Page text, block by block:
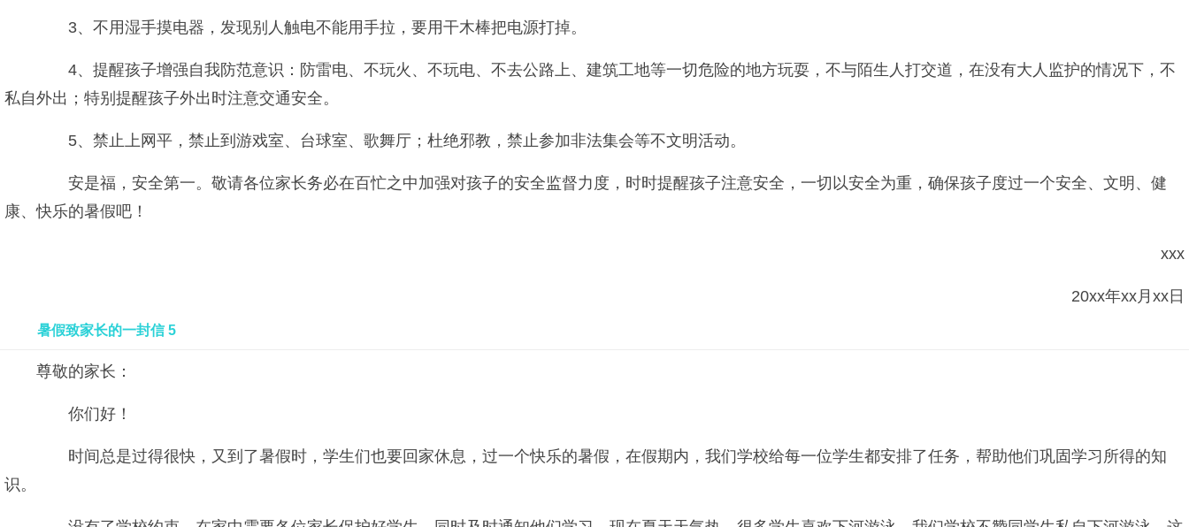
3、不用湿手摸电器，发现别人触电不能用手拉，要用干木棒把电源打掉。
4、提醒孩子增强自我防范意识：防雷电、不玩火、不玩电、不去公路上、建筑工地等一切危险的地方玩耍，不与陌生人打交道，在没有大人监护的情况下，不
私自外出；特别提醒孩子外出时注意交通安全。
5、禁止上网平，禁止到游戏室、台球室、歌舞厅；杜绝邪教，禁止参加非法集会等不文明活动。
安是福，安全第一。敬请各位家长务必在百忙之中加强对孩子的安全监督力度，时时提醒孩子注意安全，一切以安全为重，确保孩子度过一个安全、文明、健
康、快乐的暑假吧！
xxx
20xx年xx月xx日
暑假致家长的一封信 5
尊敬的家长：
你们好！
时间总是过得很快，又到了暑假时，学生们也要回家休息，过一个快乐的暑假，在假期内，我们学校给每一位学生都安排了任务，帮助他们巩固学习所得的知
识。